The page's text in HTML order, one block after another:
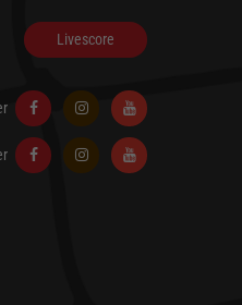
Livescore